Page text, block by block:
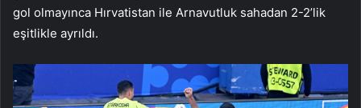
gol olmayınca Hırvatistan ile Arnavutluk sahadan 2-2’lik
eşitlikle ayrıldı.